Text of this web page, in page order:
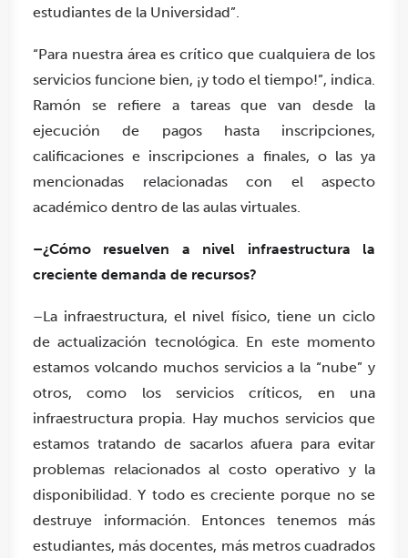
estudiantes de la Universidad”.
“Para nuestra área es crítico que cualquiera de los
servicios funcione bien, ¡y todo el tiempo!”, indica.
Ramón se refiere a tareas que van desde la
ejecución de pagos hasta inscripciones,
calificaciones e inscripciones a finales, o las ya
mencionadas relacionadas con el aspecto
académico dentro de las aulas virtuales.
–¿Cómo resuelven a nivel infraestructura la
creciente demanda de recursos?
–La infraestructura, el nivel físico, tiene un ciclo
de actualización tecnológica. En este momento
estamos volcando muchos servicios a la “nube” y
otros, como los servicios críticos, en una
infraestructura propia. Hay muchos servicios que
estamos tratando de sacarlos afuera para evitar
problemas relacionados al costo operativo y la
disponibilidad. Y todo es creciente porque no se
destruye información. Entonces tenemos más
estudiantes, más docentes, más metros cuadrados